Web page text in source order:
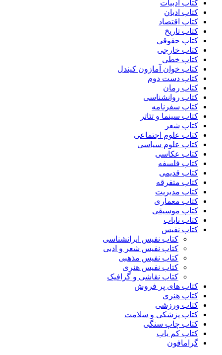
کتاب ادبیات
کتاب ادیان
کتاب اقتصاد
کتاب تاریخ
کتاب حقوقی
کتاب خارجی
کتاب خطی
کتاب خوان آمازون کیندل
کتاب دست دوم
کتاب رمان
کتاب روانشناسی
کتاب سفرنامه
کتاب سینما و تئاتر
کتاب شعر
کتاب علوم اجتماعی
کتاب علوم سیاسی
کتاب عکاسی
کتاب فلسفه
کتاب قدیمی
کتاب متفرقه
کتاب مدیریت
کتاب معماری
کتاب موسیقی
کتاب نایاب
کتاب نفیس
کتاب نفیس ایرانشناسی
کتاب نفیس شعر و ادبی
کتاب نفیس مذهبی
کتاب نفیس هنری
کتاب نقاشی و گرافیک
کتاب های پر فروش
کتاب هنری
کتاب ورزشی
کتاب پزشکی و سلامت
کتاب چاپ سنگی
کتاب کم یاب
گرامافون